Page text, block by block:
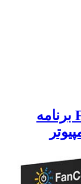
دانلود و نصب FanControl v243 برنامه